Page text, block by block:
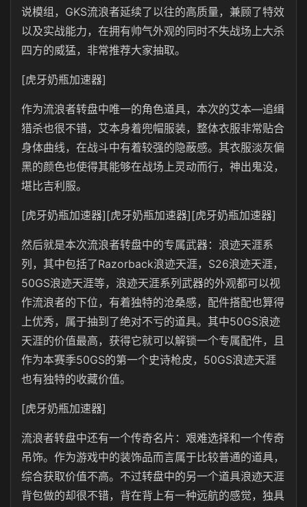
说模组，GKS流浪者延续了以往的高质量，兼顾了特效
以及实战能力，在拥有帅气外观的同时不失战场上大杀
四方的威猛，非常推荐大家抽取。
[虎牙奶瓶加速器]
作为流浪者转盘中唯一的角色道具，本次的艾本—追缉
猎杀也很不错，艾本身着兜帽服装，整体衣服非常贴合
身体曲线，在战斗中有着较强的隐蔽感。其衣服淡灰偏
黑的颜色也使得其能够在战场上灵动而行，神出鬼没，
堪比吉利服。
[虎牙奶瓶加速器][虎牙奶瓶加速器][虎牙奶瓶加速器]
然后就是本次流浪者转盘中的专属武器：浪迹天涯系
列，其中包括了Razorback浪迹天涯，S26浪迹天涯，
50GS浪迹天涯等，浪迹天涯系列武器的外观都可以视
作流浪者的下位，有着独特的沧桑感，配件搭配也算得
上优秀，属于抽到了绝对不亏的道具。其中50GS浪迹
天涯的价值最高，获得它就可以解锁一个专属配件，且
作为本赛季50GS的第一个史诗枪皮，50GS浪迹天涯
也有独特的收藏价值。
[虎牙奶瓶加速器]
流浪者转盘中还有一个传奇名片：艰难选择和一个传奇
吊饰。作为游戏中的装饰品而言属于比较普通的道具，
综合获取价值不高。不过转盘中的另一个道具浪迹天涯
背包做的却很不错，背在背上有一种远航的感觉，独具